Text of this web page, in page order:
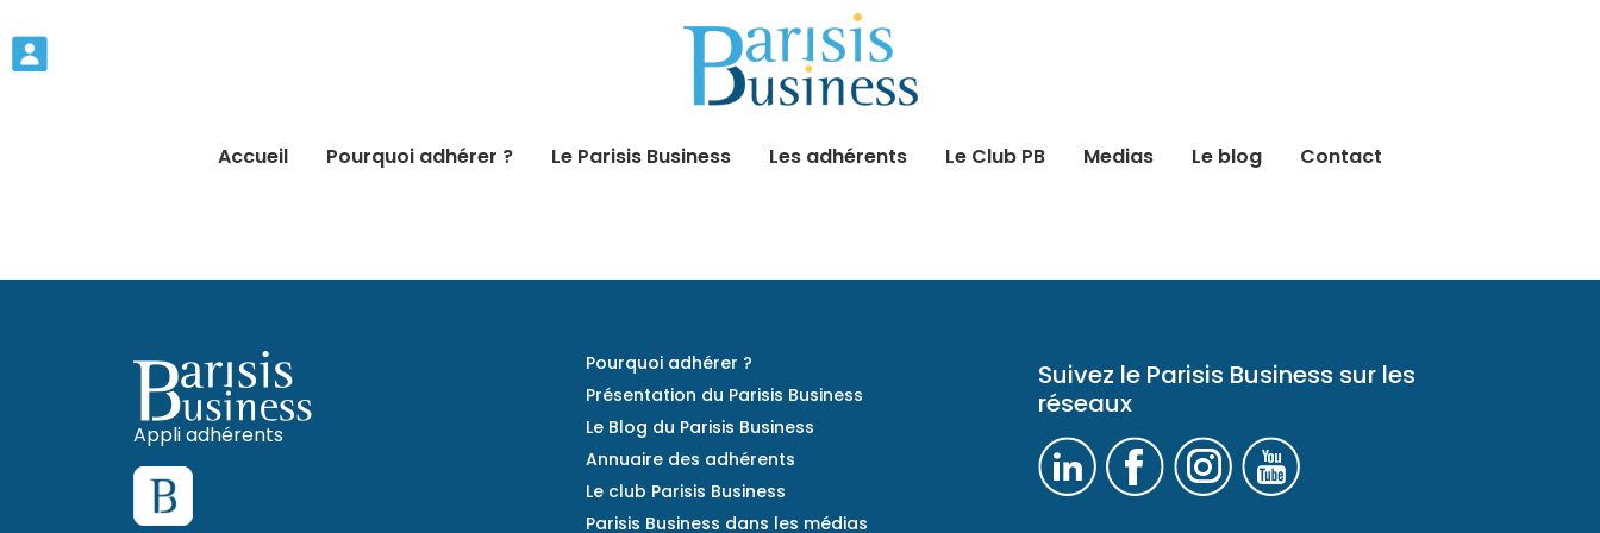
Accueil Pourquoi adhérer ? Le Parisis Business Les adhérents Le Club PB Medias Le blog Contact
Appli adhérents
Pourquoi adhérer ?
Présentation du Parisis Business
Le Blog du Parisis Business
Annuaire des adhérents
Le club Parisis Business
Parisis Business dans les médias
Suivez le Parisis Business sur les
réseaux